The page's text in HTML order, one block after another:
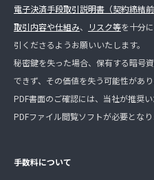
電子決済手段取引説明書（契約締結前
取引内容や仕組み、 リスク等を十分
引くださるようお願いいたします。
秘密鍵を失った場合、保有する暗号
できず、その価値を失う可能性があり
PDF書面のご確認には、当社が推奨
PDFファイル閲覧ソフトが必要となり
手数料について